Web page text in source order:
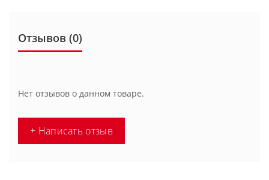
Отзывов (0)
Нет отзывов о данном товаре.
+ Написать отзыв